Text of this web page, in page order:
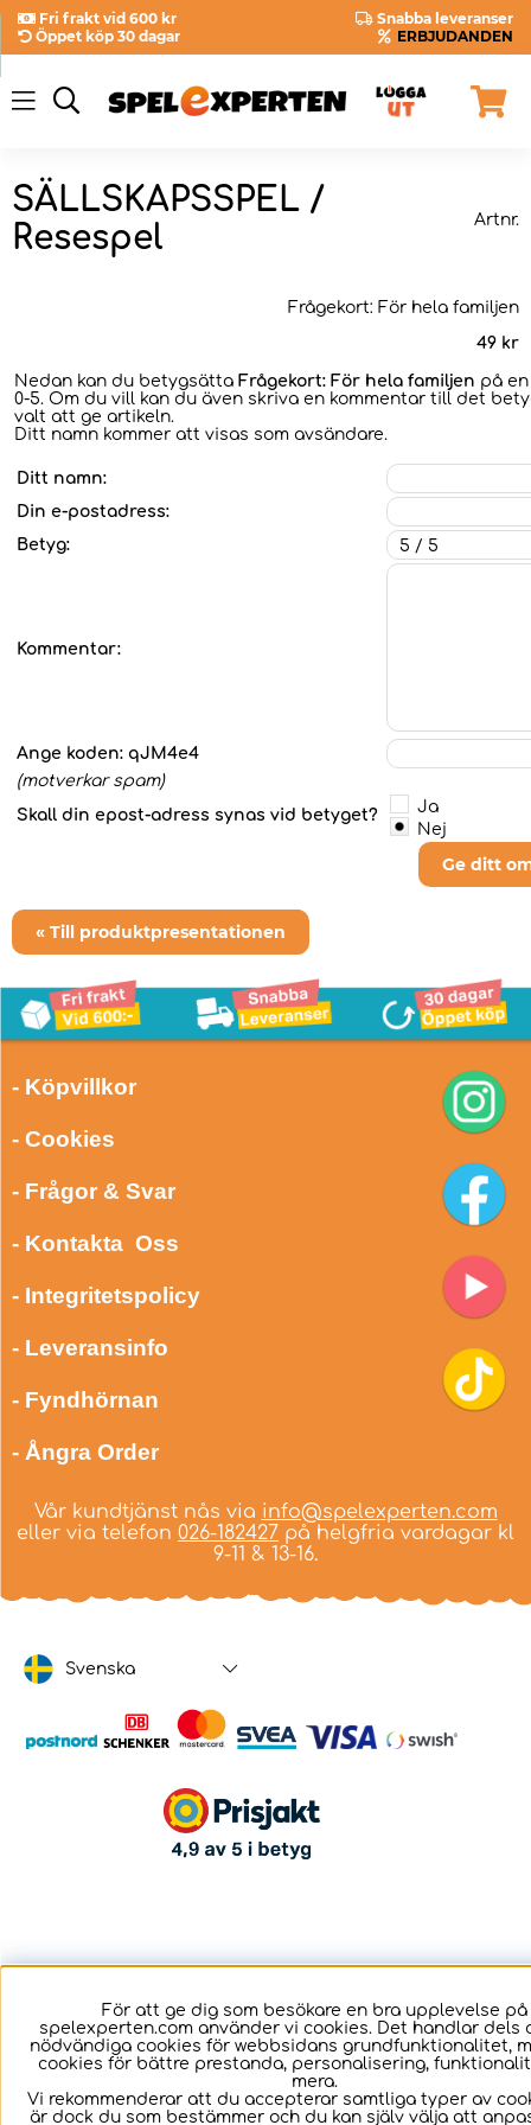
Fri frakt vid 600 kr
Snabba leveranser
Öppet köp 30 dagar
ERBJUDANDEN
SÄLLSKAPSSPEL /
Resespel
Artnr.
Frågekort: För hela familjen
49 kr
Nedan kan du betygsätta Frågekort: För hela familjen på
0-5. Om du vill kan du även skriva en kommentar till det
valt att ge artikeln.
Ditt namn kommer att visas som avsändare.
Ditt namn:
Din e-postadress:
Betyg:
Kommentar:
Ange koden: qJM4e4
(motverkar spam)
Skall din epost-adress synas vid betyget?
Ja
Nej
Ge ditt
« Till produktpresentationen
- Köpvillkor
- Cookies
- Frågor & Svar
- Kontakta Oss
- Integritetspolicy
- Leveransinfo
- Fyndhörnan
- Ångra Order
Vår kundtjänst nås via info@spelexperten.com
eller via telefon 026-182427 på helgfria vardagar kl
9-11 & 13-16.
Svenska
För att ge dig som besökare en bra upplevelse på
spelexperten.com använder vi cookies. Det handlar dels
nödvändiga cookies för webbsidans grundfunktionalitet,
cookies för bättre prestanda, personalisering,
mera.
Vi rekommenderar att du accepterar samtliga typer av
är dock du som bestämmer och du kan själv välja att